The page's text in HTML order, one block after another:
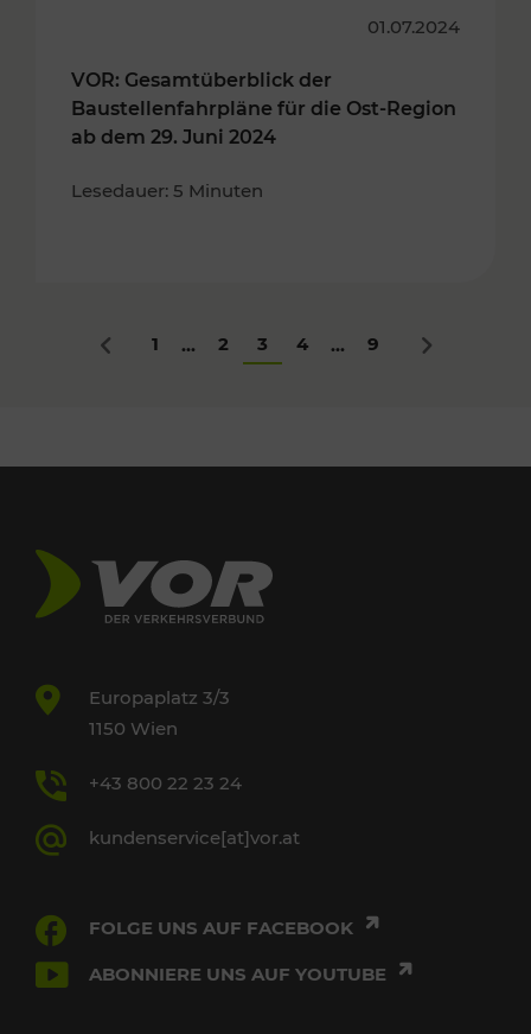
01.07.2024
VOR: Gesamtüberblick der
Baustellenfahrpläne für die Ost-Region
ab dem 29. Juni 2024
Lesedauer: 5 Minuten
Zurück
1 ... 2 3 4 ... 9 Nächstes
Europaplatz 3/3
1150 Wien
+43 800 22 23 24
kundenservice[at]vor.at
FOLGE UNS AUF FACEBOOK
ABONNIERE UNS AUF YOUTUBE